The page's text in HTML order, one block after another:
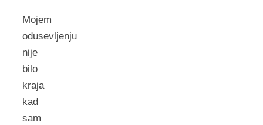
Mojem
odusevljenju
nije
bilo
kraja
kad
sam